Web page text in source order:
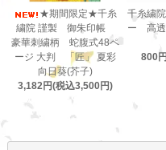
★期間限定★千糸
繍院 謹製 御朱印帳
豪華刺繍柄 蛇腹式48ペ
ージ 大判 「匠」 夏彩
向日葵(芥子)
3,182円(税込3,500円)
千糸繍
ー 高
800